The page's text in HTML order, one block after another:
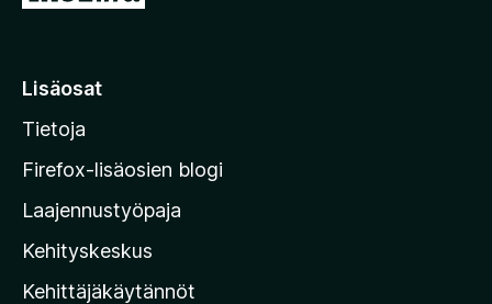
r
y
M
z
i
l
Lisäosat
Tietoja
Firefox-lisäosien blogi
Laajennustyöpaja
Kehityskeskus
Kehittäjäkäytännöt